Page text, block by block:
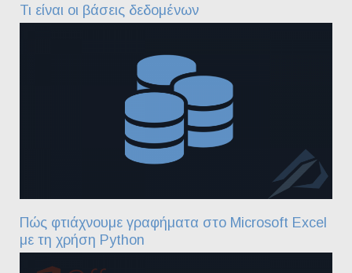
Τι είναι οι βάσεις δεδομένων
Πώς φτιάχνουμε γραφήματα στο Microsoft Excel
με τη χρήση Python